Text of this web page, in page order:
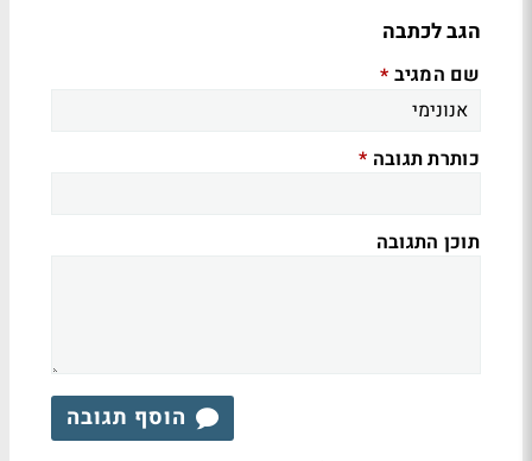
הגב לכתבה
שם המגיב *
כותרת תגובה *
תוכן התגובה
הוסף תגובה